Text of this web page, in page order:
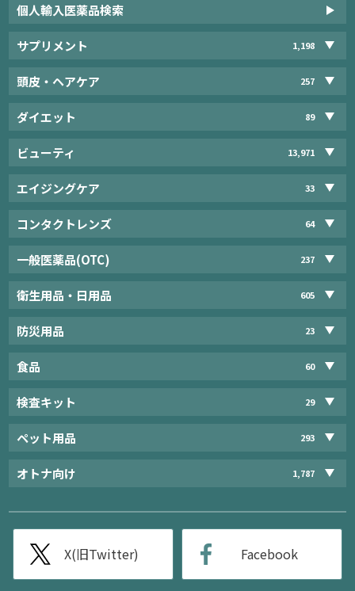
個人輸入医薬品検索
サプリメント 1,198
頭皮・ヘアケア 257
ダイエット 89
ビューティ 13,971
エイジングケア 33
コンタクトレンズ 64
一般医薬品(OTC) 237
衛生用品・日用品 605
防災用品 23
食品 60
検査キット 29
ペット用品 293
オトナ向け 1,787
X(旧Twitter) Facebook